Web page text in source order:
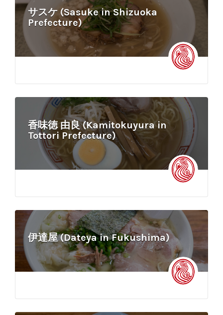
サスケ (Sasuke in Shizuoka
Prefecture)
香味徳 由良 (Kamitokuyura in
Tottori Prefecture)
伊達屋 (Dateya in Fukushima)